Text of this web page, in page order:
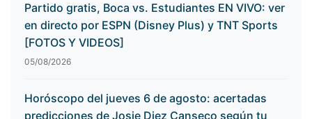
Partido gratis, Boca vs. Estudiantes EN VIVO: ver
en directo por ESPN (Disney Plus) y TNT Sports
[FOTOS Y VIDEOS]
05/08/2026
Horóscopo del jueves 6 de agosto: acertadas
predicciones de Josie Diez Canseco según tu